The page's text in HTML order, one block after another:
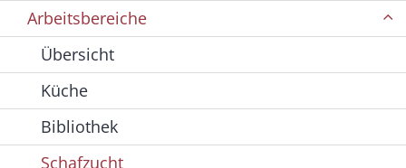
Arbeitsbereiche
Übersicht
Küche
Bibliothek
Schafzucht